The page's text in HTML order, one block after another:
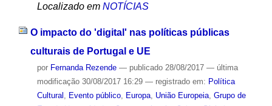
Localizado em NOTÍCIAS
O impacto do 'digital' nas políticas públicas
culturais de Portugal e UE
por Fernanda Rezende — publicado28/08/2017 — última
modificação30/08/2017 16:29 — registrado em: Política
Cultural
Evento público, Europa, União Europeia, Grupo de